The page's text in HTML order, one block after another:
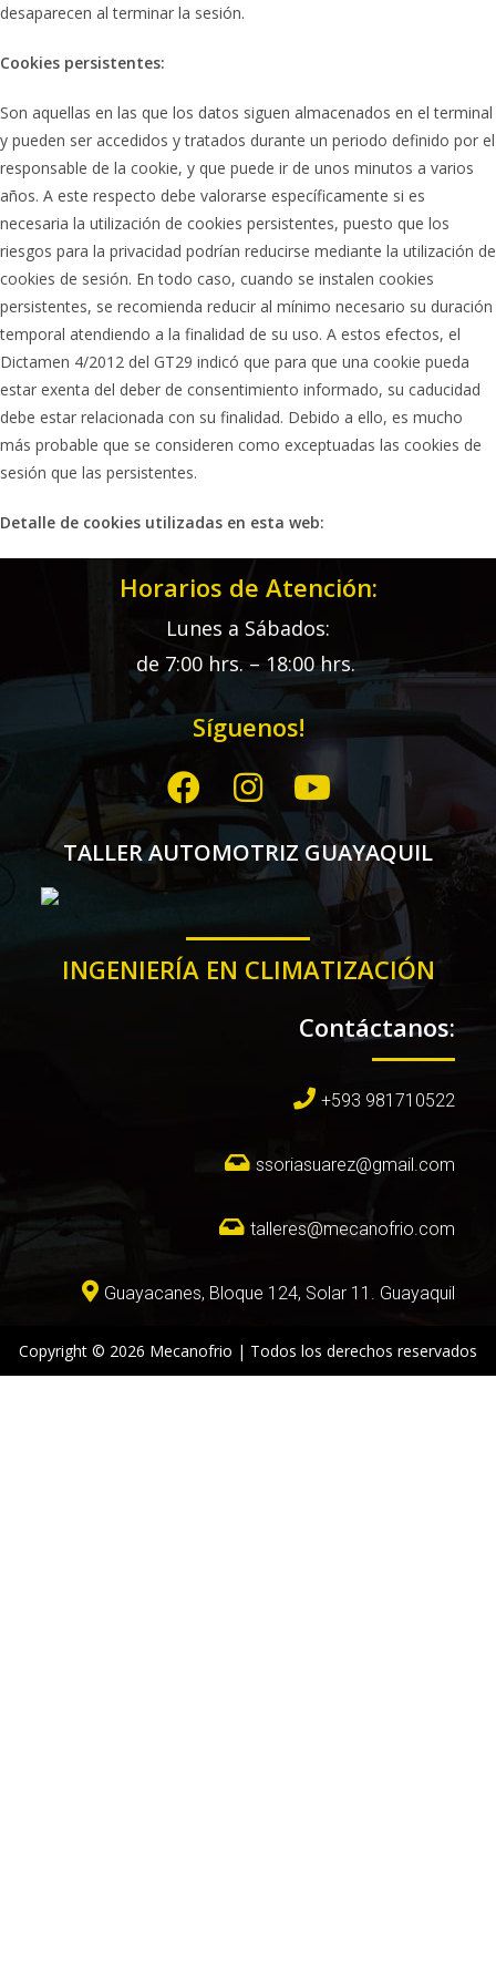
desaparecen al terminar la sesión.
Cookies persistentes:
Son aquellas en las que los datos siguen almacenados en el terminal
y pueden ser accedidos y tratados durante un periodo definido por el
responsable de la cookie, y que puede ir de unos minutos a varios
años. A este respecto debe valorarse específicamente si es
necesaria la utilización de cookies persistentes, puesto que los
riesgos para la privacidad podrían reducirse mediante la utilización de
cookies de sesión. En todo caso, cuando se instalen cookies
persistentes, se recomienda reducir al mínimo necesario su duración
temporal atendiendo a la finalidad de su uso. A estos efectos, el
Dictamen 4/2012 del GT29 indicó que para que una cookie pueda
estar exenta del deber de consentimiento informado, su caducidad
debe estar relacionada con su finalidad. Debido a ello, es mucho
más probable que se consideren como exceptuadas las cookies de
sesión que las persistentes.
Detalle de cookies utilizadas en esta web:
Horarios de Atención:
Lunes a Sábados:
de 7:00 hrs. – 18:00 hrs.
Síguenos!
TALLER AUTOMOTRIZ GUAYAQUIL
INGENIERÍA EN CLIMATIZACIÓN
Contáctanos:
+593 981710522
ssoriasuarez@gmail.com
talleres@mecanofrio.com
Guayacanes, Bloque 124, Solar 11. Guayaquil
Copyright © 2026 Mecanofrio | Todos los derechos reservados